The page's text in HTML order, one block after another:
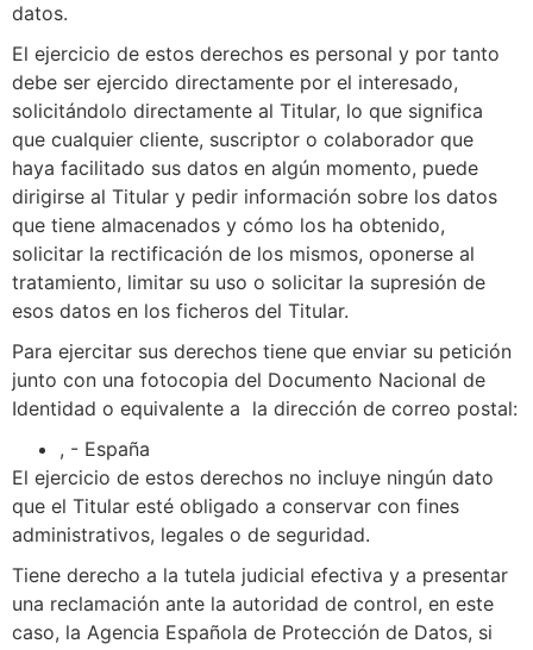
datos.
El ejercicio de estos derechos es personal y por tanto
debe ser ejercido directamente por el interesado,
solicitándolo directamente al Titular, lo que significa
que cualquier cliente, suscriptor o colaborador que
haya facilitado sus datos en algún momento, puede
dirigirse al Titular y pedir información sobre los datos
que tiene almacenados y cómo los ha obtenido,
solicitar la rectificación de los mismos, oponerse al
tratamiento, limitar su uso o solicitar la supresión de
esos datos en los ficheros del Titular.
Para ejercitar sus derechos tiene que enviar su petición
junto con una fotocopia del Documento Nacional de
Identidad o equivalente a la dirección de correo postal:
, - España
El ejercicio de estos derechos no incluye ningún dato
que el Titular esté obligado a conservar con fines
administrativos, legales o de seguridad.
Tiene derecho a la tutela judicial efectiva y a presentar
una reclamación ante la autoridad de control, en este
caso, la Agencia Española de Protección de Datos, si